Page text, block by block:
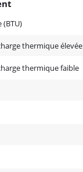
thermique élevée
thermique faible